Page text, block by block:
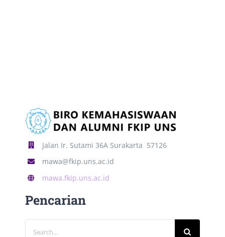
Jalan Ir. Sutami 36A Surakarta 57126
mawa@fkip.uns.ac.id
mawa.fkip.uns.ac.id
Pencarian